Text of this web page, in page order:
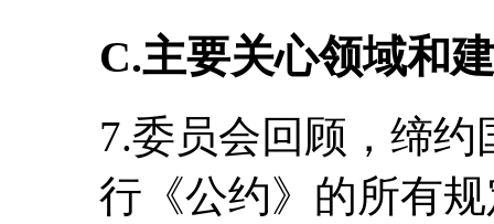
C.主要关心领域和
7.委员会回顾，缔
行《公约》的所有